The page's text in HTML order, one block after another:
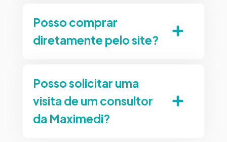
Posso comprar
diretamente pelo site?
Posso solicitar uma
visita de um consultor
da Maximedi?